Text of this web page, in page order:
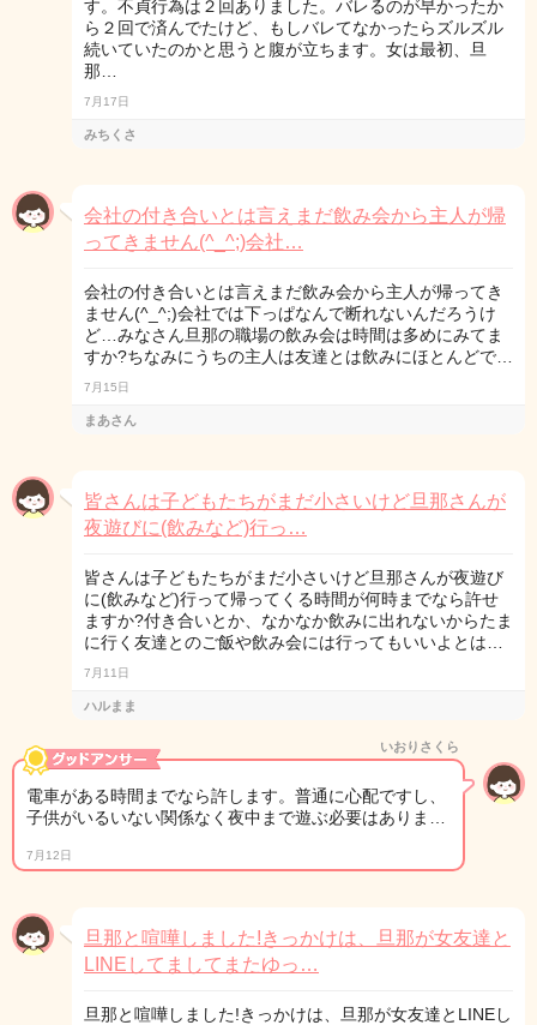
す。不貞行為は２回ありました。バレるのが早かったか
ら２回で済んでたけど、もしバレてなかったらズルズル
続いていたのかと思うと腹が立ちます。女は最初、旦
那…
7月17日
みちくさ
会社の付き合いとは言えまだ飲み会から主人が帰
ってきません(^_^;)会社…
会社の付き合いとは言えまだ飲み会から主人が帰ってき
ません(^_^;)会社では下っぱなんで断れないんだろうけ
ど…みなさん旦那の職場の飲み会は時間は多めにみてま
すか?ちなみにうちの主人は友達とは飲みにほとんどで…
7月15日
まあさん
皆さんは子どもたちがまだ小さいけど旦那さんが
夜遊びに(飲みなど)行っ…
皆さんは子どもたちがまだ小さいけど旦那さんが夜遊び
に(飲みなど)行って帰ってくる時間が何時までなら許せ
ますか?付き合いとか、なかなか飲みに出れないからたま
に行く友達とのご飯や飲み会には行ってもいいよとは…
7月11日
ハルまま
いおりさくら
電車がある時間までなら許します。普通に心配ですし、
子供がいるいない関係なく夜中まで遊ぶ必要はありま…
7月12日
旦那と喧嘩しました!きっかけは、旦那が女友達と
LINEしてましてまたゆっ…
旦那と喧嘩しました!きっかけは、旦那が女友達とLINEし